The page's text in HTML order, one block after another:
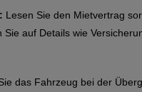
Lesen Sie den Mietvertrag
auf Details wie
das Fahrzeug bei der